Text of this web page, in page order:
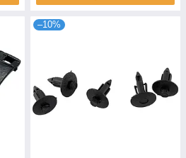
–10%